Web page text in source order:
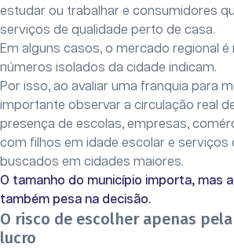
estudar ou trabalhar e consumidores
serviços de qualidade perto de casa.
Em alguns casos, o mercado regional
números isolados da cidade indicam.
Por isso, ao avaliar uma franquia para
importante observar a circulação real
presença de escolas, empresas,
com filhos em idade escolar e serviços
buscados em cidades maiores.
O tamanho do município importa, mas
também pesa na decisão.
O risco de escolher apenas
lucro